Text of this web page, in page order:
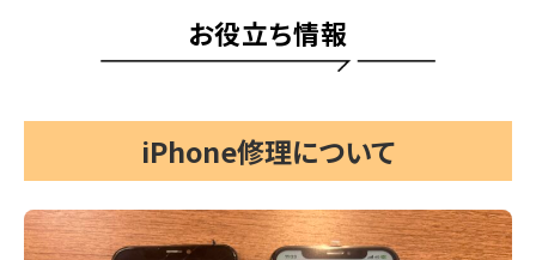
お役立ち情報
iPhone修理について